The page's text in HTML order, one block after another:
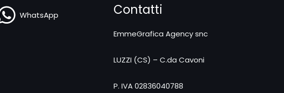
WhatsApp Contatti
EmmeGrafica Agency snc
LUZZI (CS) – C.da Cavoni
P. IVA 02836040788